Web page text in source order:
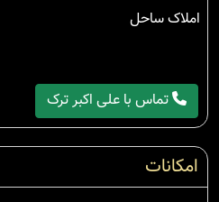
املاک ساحل
تماس با علی اکبر ترک
امکانات